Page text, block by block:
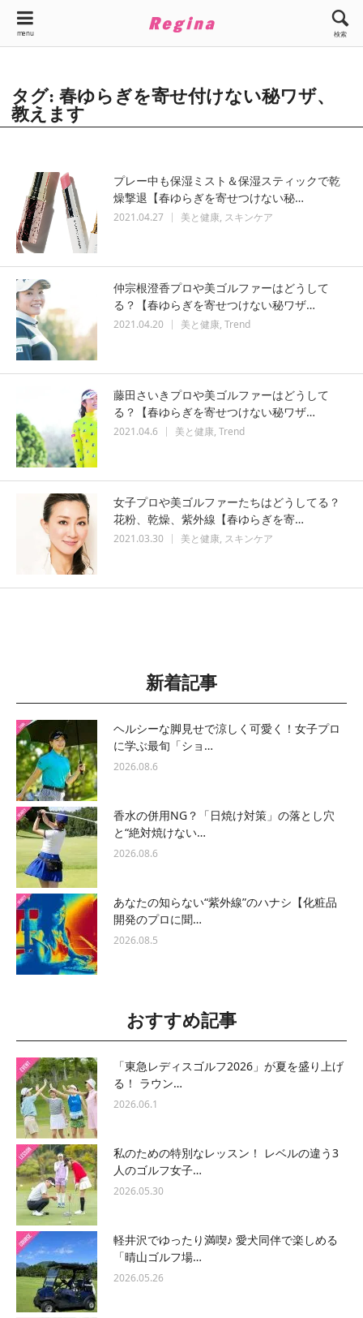
menu 検索
タグ: 春ゆらぎを寄せ付けない秘ワザ、
教えます
プレー中も保湿ミスト＆保湿スティックで乾
燥撃退【春ゆらぎを寄せつけない秘…
2021.04.27 美と健康 スキンケア
仲宗根澄香プロや美ゴルファーはどうして
る？【春ゆらぎを寄せつけない秘ワザ…
2021.04.20 美と健康 Trend
藤田さいきプロや美ゴルファーはどうして
る？【春ゆらぎを寄せつけない秘ワザ…
2021.04.6 美と健康 Trend
女子プロや美ゴルファーたちはどうしてる？
花粉、乾燥、紫外線【春ゆらぎを寄…
2021.03.30 美と健康 スキンケア
新着記事
ヘルシーな脚見せで涼しく可愛く！女子プロ
に学ぶ最旬「ショ…
2026.08.6
香水の併用NG？「日焼け対策」の落とし穴
と“絶対焼けない…
2026.08.6
あなたの知らない“紫外線”のハナシ【化粧品
開発のプロに聞…
2026.08.5
おすすめ記事
「東急レディスゴルフ2026」が夏を盛り上げ
る！ ラウン…
2026.06.1
私のための特別なレッスン！ レベルの違う3
人のゴルフ女子…
2026.05.30
軽井沢でゆったり満喫♪ 愛犬同伴で楽しめる
「晴山ゴルフ場…
2026.05.26